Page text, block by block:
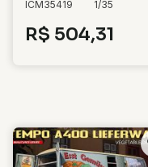
ICM35419
1/35
R$ 504,31